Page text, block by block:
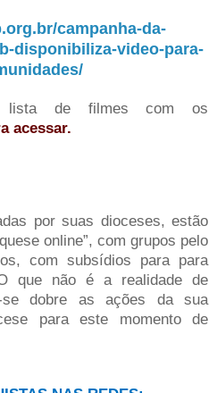
campanha-da-
disponibiliza-video-para-
lista de filmes com os
acessar.
por suas dioceses, estão
online”, com grupos pelo
com subsídios para para
que não é a realidade de
se dobre as ações da sua
para este momento de